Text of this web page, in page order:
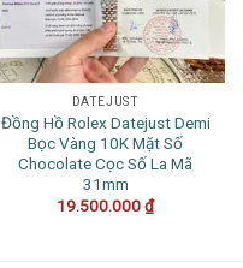
DATEJUST
Đồng Hồ Rolex Datejust Demi
Bọc Vàng 10K Mặt Số
Chocolate Cọc Số La Mã
31mm
19.500.000₫